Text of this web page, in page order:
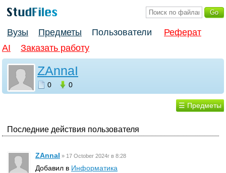
Вузы Предметы Пользователи
Реферат
AI
Заказать работу
ZAnnaI
0 0
☰ Предметы
Последние действия пользователя
ZAnnaI » 17 October 2024г в 8:28
Добавил в Информатика